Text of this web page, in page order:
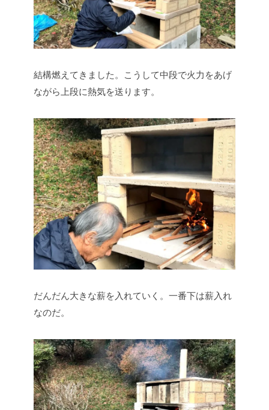
結構燃えてきました。こうして中段で火力をあげ
ながら上段に熱気を送ります。
だんだん大きな薪を入れていく。一番下は薪入れ
なのだ。